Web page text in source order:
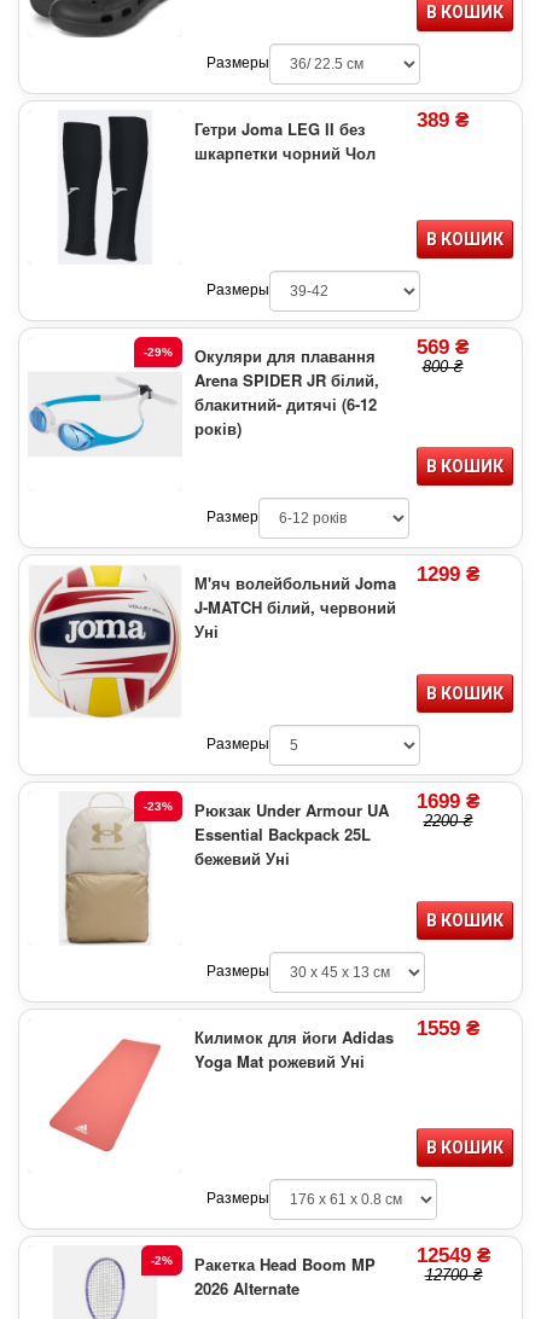
В КОШИК
Размеры
Гетри Joma LEG II без
шкарпетки чорний Чол
389 ₴
В КОШИК
Размеры
-29%
Окуляри для плавання
Arena SPIDER JR білий,
блакитний- дитячі (6-12
років)
569 ₴
800 ₴
В КОШИК
Размер
М'яч волейбольний Joma
J-MATCH білий, червоний
Уні
1299 ₴
В КОШИК
Размеры
-23%
Рюкзак Under Armour UA
Essential Backpack 25L
бежевий Уні
1699 ₴
2200 ₴
В КОШИК
Размеры
Килимок для йоги Adidas
Yoga Mat рожевий Уні
1559 ₴
В КОШИК
Размеры
-2%
Ракетка Head Boom MP
2026 Alternate
12549 ₴
12700 ₴